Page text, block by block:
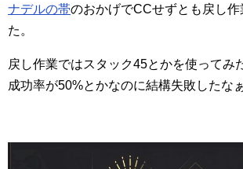
ナデルの帯のおかげでCCせずとも戻し作
た。
戻し作業ではスタック45とかを使ってみ
成功率が50%とかなのに結構失敗したなぁ